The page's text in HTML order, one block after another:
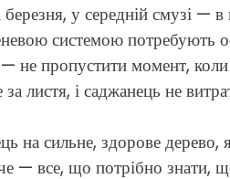
у середній смузі — в
системою потребують
не пропустити момент,
листя, і саджанець не
на сильне, здорове дерево,
— все, що потрібно знати,